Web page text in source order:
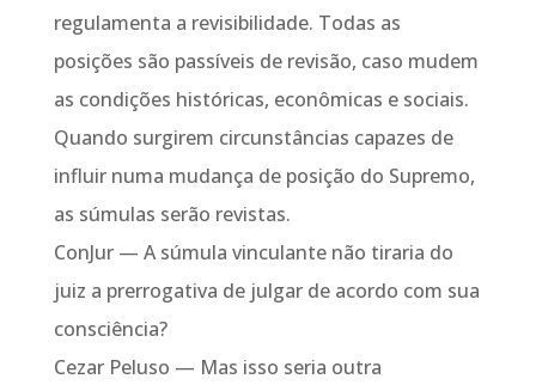
regulamenta a revisibilidade. Todas as
posições são passíveis de revisão, caso mudem
as condições históricas, econômicas e sociais.
Quando surgirem circunstâncias capazes de
influir numa mudança de posição do Supremo,
as súmulas serão revistas.
ConJur — A súmula vinculante não tiraria do
juiz a prerrogativa de julgar de acordo com sua
consciência?
Cezar Peluso — Mas isso seria outra